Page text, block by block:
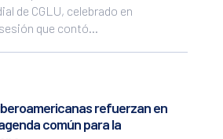
de CGLU, celebrado en
que contó...
refuerzan en
común para la